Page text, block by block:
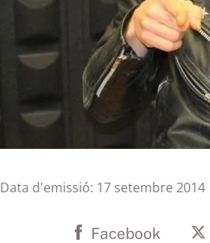
Data d'emissió: 17 setembre 2014
Facebook